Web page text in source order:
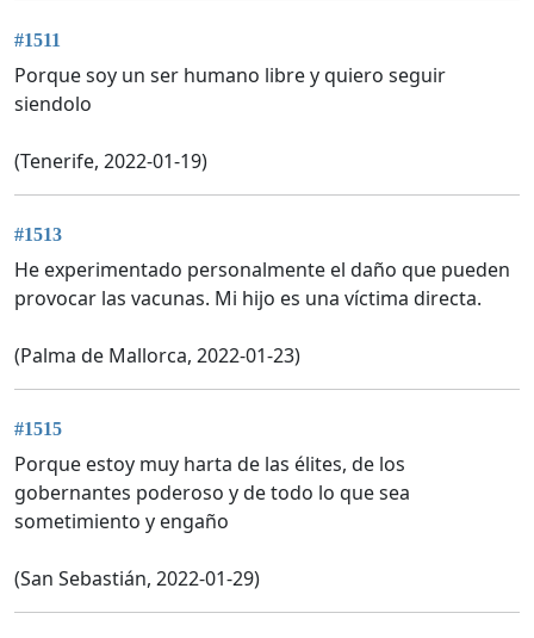
#1511
Porque soy un ser humano libre y quiero seguir
siendolo
(Tenerife, 2022-01-19)
#1513
He experimentado personalmente el daño que pueden
provocar las vacunas. Mi hijo es una víctima directa.
(Palma de Mallorca, 2022-01-23)
#1515
Porque estoy muy harta de las élites, de los
gobernantes poderoso y de todo lo que sea
sometimiento y engaño
(San Sebastián, 2022-01-29)